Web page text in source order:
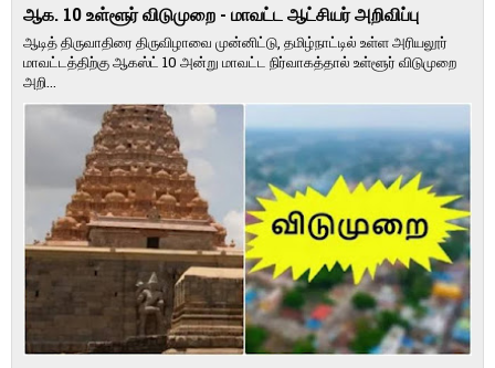
ஆக. 10 உள்ளூர் விடுமுறை - மாவட்ட ஆட்சியர் அறிவிப்பு
ஆடித் திருவாதிரை திருவிழாவை முன்னிட்டு, தமிழ்நாட்டில் உள்ள அரியலூர்
மாவட்டத்திற்கு ஆகஸ்ட் 10 அன்று மாவட்ட நிர்வாகத்தால் உள்ளூர் விடுமுறை
அறி...